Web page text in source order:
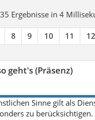
Ergebnisse in 4
8 9 10 11 12
geht's (Präsenz)
Sinne gilt als
zu berücksichtigen.